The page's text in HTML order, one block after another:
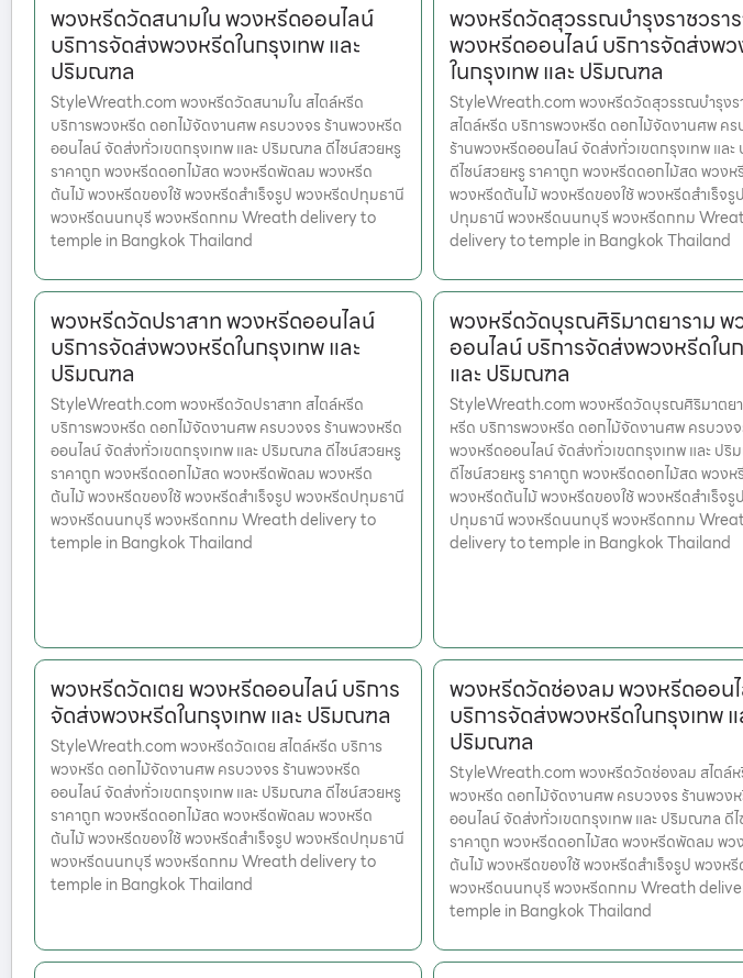
พวงหรีดวัดสนามใน พวงหรีดออนไลน์
บริการจัดส่งพวงหรีดในกรุงเทพ และ
ปริมณฑล
StyleWreath.com พวงหรีดวัดสนามใน สไตล์หรีด
บริการพวงหรีด ดอกไม้จัดงานศพ ครบวงจร ร้านพวงหรีด
ออนไลน์ จัดส่งทั่วเขตกรุงเทพ และ ปริมณฑล ดีไซน์สวยหรู
ราคาถูก พวงหรีดดอกไม้สด พวงหรีดพัดลม พวงหรีด
ต้นไม้ พวงหรีดของใช้ พวงหรีดสำเร็จรูป พวงหรีดปทุมธานี
พวงหรีดนนทบุรี พวงหรีดกทม Wreath delivery to
temple in Bangkok Thailand
พวงหรีดวัดสุวรรณบำรุงราชวรา
พวงหรีดออนไลน์ บริการจัดส่งพ
ในกรุงเทพ และ ปริมณฑล
StyleWreath.com พวงหรีดวัดสุวรรณบำรุงร
สไตล์หรีด บริการพวงหรีด ดอกไม้จัดงานศพ คร
ร้านพวงหรีดออนไลน์ จัดส่งทั่วเขตกรุงเทพ แล
ดีไซน์สวยหรู ราคาถูก พวงหรีดดอกไม้สด พวง
พวงหรีดต้นไม้ พวงหรีดของใช้ พวงหรีดสำเร็จ
ปทุมธานี พวงหรีดนนทบุรี พวงหรีดกทม
delivery to temple in Bangkok Thailand
พวงหรีดวัดปราสาท พวงหรีดออนไลน์
บริการจัดส่งพวงหรีดในกรุงเทพ และ
ปริมณฑล
StyleWreath.com พวงหรีดวัดปราสาท สไตล์หรีด
บริการพวงหรีด ดอกไม้จัดงานศพ ครบวงจร ร้านพวงหรีด
ออนไลน์ จัดส่งทั่วเขตกรุงเทพ และ ปริมณฑล ดีไซน์สวยหรู
ราคาถูก พวงหรีดดอกไม้สด พวงหรีดพัดลม พวงหรีด
ต้นไม้ พวงหรีดของใช้ พวงหรีดสำเร็จรูป พวงหรีดปทุมธานี
พวงหรีดนนทบุรี พวงหรีดกทม Wreath delivery to
temple in Bangkok Thailand
พวงหรีดวัดบุรณศิริมาตยาราม พ
ออนไลน์ บริการจัดส่งพวงหรีดใน
และ ปริมณฑล
StyleWreath.com พวงหรีดวัดบุรณศิริมาตยา
หรีด บริการพวงหรีด ดอกไม้จัดงานศพ ครบวงจ
พวงหรีดออนไลน์ จัดส่งทั่วเขตกรุงเทพ และ ป
ดีไซน์สวยหรู ราคาถูก พวงหรีดดอกไม้สด พวง
พวงหรีดต้นไม้ พวงหรีดของใช้ พวงหรีดสำเร็จ
ปทุมธานี พวงหรีดนนทบุรี พวงหรีดกทม
delivery to temple in Bangkok Thailand
พวงหรีดวัดเตย พวงหรีดออนไลน์ บริการ
จัดส่งพวงหรีดในกรุงเทพ และ ปริมณฑล
StyleWreath.com พวงหรีดวัดเตย สไตล์หรีด บริการ
พวงหรีด ดอกไม้จัดงานศพ ครบวงจร ร้านพวงหรีด
ออนไลน์ จัดส่งทั่วเขตกรุงเทพ และ ปริมณฑล ดีไซน์สวยหรู
ราคาถูก พวงหรีดดอกไม้สด พวงหรีดพัดลม พวงหรีด
ต้นไม้ พวงหรีดของใช้ พวงหรีดสำเร็จรูป พวงหรีดปทุมธานี
พวงหรีดนนทบุรี พวงหรีดกทม Wreath delivery to
temple in Bangkok Thailand
พวงหรีดวัดช่องลม พวงหรีดออน
บริการจัดส่งพวงหรีดในกรุงเทพ แ
ปริมณฑล
StyleWreath.com พวงหรีดวัดช่องลม สไตล์ห
พวงหรีด ดอกไม้จัดงานศพ ครบวงจร ร้านพวง
ออนไลน์ จัดส่งทั่วเขตกรุงเทพ และ ปริมณฑล ดี
ราคาถูก พวงหรีดดอกไม้สด พวงหรีดพัดลม พว
ต้นไม้ พวงหรีดของใช้ พวงหรีดสำเร็จรูป พวงห
พวงหรีดนนทบุรี พวงหรีดกทม Wreath
temple in Bangkok Thailand